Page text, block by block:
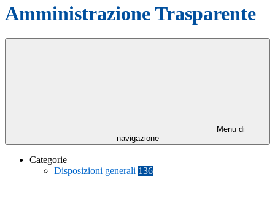
Amministrazione Trasparente
Menu di
navigazione
Categorie
Disposizioni generali 136